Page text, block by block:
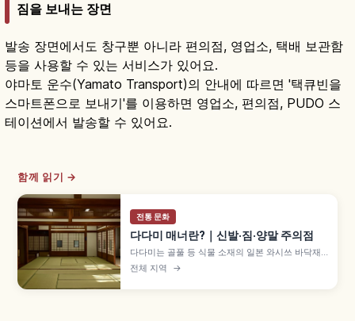
짐을 보내는 장면
발송 장면에서도 창구뿐 아니라 편의점, 영업소, 택배 보관함
등을 사용할 수 있는 서비스가 있어요.
야마토 운수(Yamato Transport)의 안내에 따르면 '택큐빈을
스마트폰으로 보내기'를 이용하면 영업소, 편의점, PUDO 스
테이션에서 발송할 수 있어요.
함께 읽기 →
전통 문화
다다미 매너란?｜신발·짐·양말 주의점
다다미는 골풀 등 식물 소재의 일본 와시쓰 바닥재
로, 헤이안 귀족의 깔개에서 무로마치 시대 이후 방
전체로 확산되었습니다. 신발을 가지런히 두는 매
너, 다다미베리와 캐리어 바퀴, 음료 엎질러짐 주의
전체 지역 →